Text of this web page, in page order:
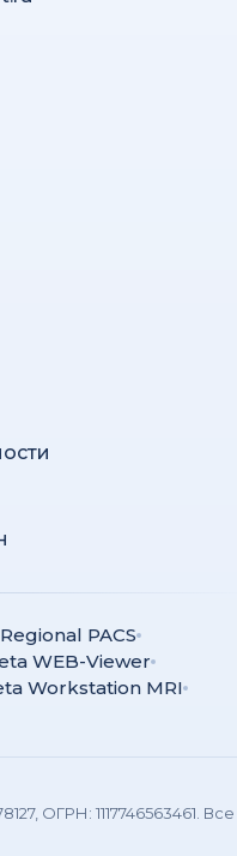
PACS
WEB-Viewer
Workstation MRI
ОГРН: 1117746563461. Все